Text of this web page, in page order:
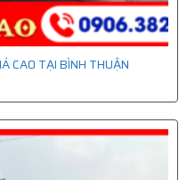
CAO TẠI BÌNH THUẬN